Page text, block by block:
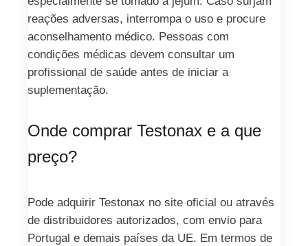
reações adversas, interrompa o uso e procure
aconselhamento médico. Pessoas com
condições médicas devem consultar um
profissional de saúde antes de iniciar a
suplementação.
Onde comprar Testonax e a que
preço?
Pode adquirir Testonax no site oficial ou através
de distribuidores autorizados, com envio para
Portugal e demais países da UE. Em termos de